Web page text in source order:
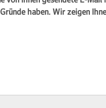
haben. Wir zeigen